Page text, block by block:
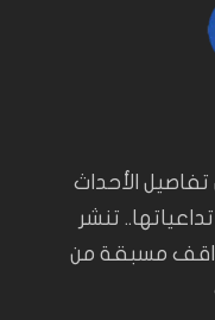
الأحداث
تنشر
مسبقة من